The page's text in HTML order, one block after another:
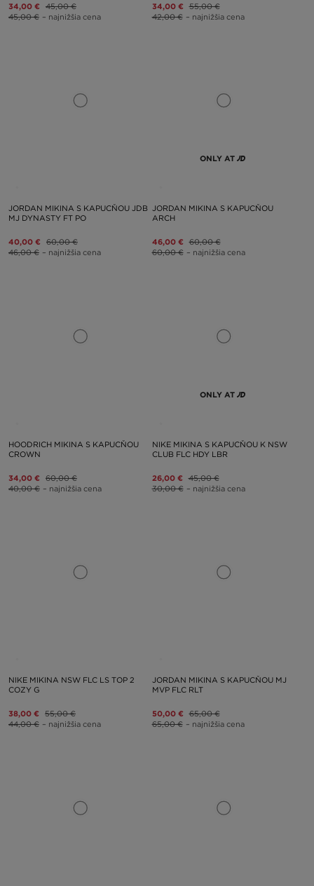
34,00 € 45,00 €
45,00 € – najnižšia cena
34,00 € 55,00 €
42,00 € – najnižšia cena
JORDAN MIKINA S KAPUCŇOU JDB
MJ DYNASTY FT PO
40,00 € 60,00 €
46,00 € – najnižšia cena
ONLY AT
JORDAN MIKINA S KAPUCŇOU
ARCH
46,00 € 60,00 €
60,00 € – najnižšia cena
HOODRICH MIKINA S KAPUCŇOU
CROWN
34,00 € 60,00 €
40,00 € – najnižšia cena
ONLY AT
NIKE MIKINA S KAPUCŇOU K NSW
CLUB FLC HDY LBR
26,00 € 45,00 €
30,00 € – najnižšia cena
NIKE MIKINA NSW FLC LS TOP 2
COZY G
38,00 € 55,00 €
44,00 € – najnižšia cena
JORDAN MIKINA S KAPUCŇOU MJ
MVP FLC RLT
50,00 € 65,00 €
65,00 € – najnižšia cena